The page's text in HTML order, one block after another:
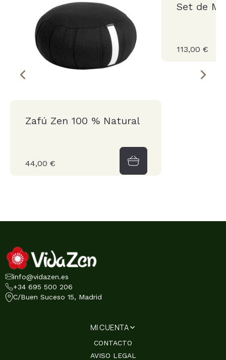
Zafú Zen 100 % Natural
44,00 €
Set de
113,00 €
info@vidazen.es
+34 695 500 206
C/Buen Suceso 15, Madrid
MI CUENTA
CONTACTO
AVISO LEGAL